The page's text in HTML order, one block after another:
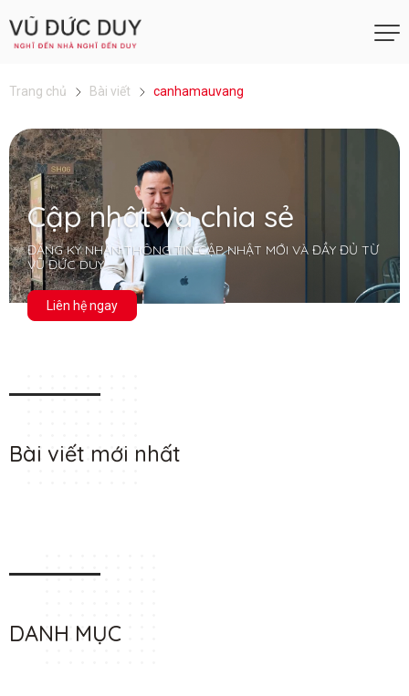
Trang chủ Bài viết canhamauvang
Cập nhật và chia sẻ
ĐĂNG KÝ NHẬN THÔNG TIN CẬP NHẬT MỚI VÀ ĐẦY ĐỦ TỪ
VŨ ĐỨC DUY
Liên hệ ngay
Bài viết mới nhất
DANH MỤC